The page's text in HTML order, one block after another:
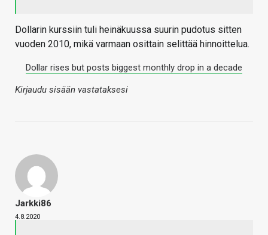
Dollarin kurssiin tuli heinäkuussa suurin pudotus sitten
vuoden 2010, mikä varmaan osittain selittää hinnoittelua.
Dollar rises but posts biggest monthly drop in a decade
Kirjaudu sisään vastataksesi
Jarkki86
4.8.2020